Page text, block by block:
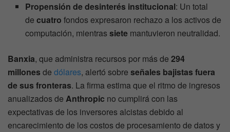
Propensión de desinterés institucional: Un total
decuatro fondos expresaron rechazo a los activos de
computación, mientrassiete mantuvieron neutralidad.
Banxia, que administra recursos por más de 294
millones de dólares, alertó sobre señales bajistas fuera
de sus fronteras. La firma estima que el ritmo de ingresos
anualizados de Anthropic no cumplirá con las
expectativas de los inversores alcistas debido al
encarecimiento de los costos de procesamiento de datos y